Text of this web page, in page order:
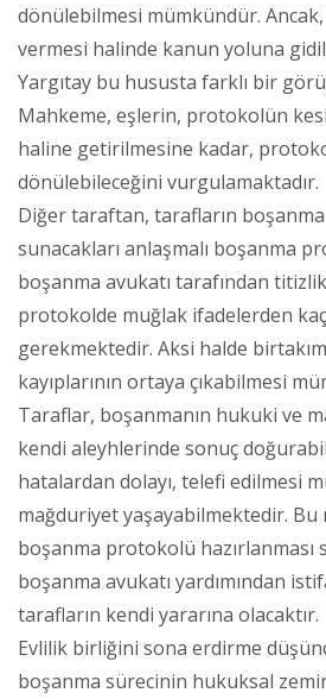
dönülebilmesi mümkündür.
vermesi halinde kanun yoluna
Yargıtay bu hususta farklı bir
Mahkeme, eşlerin, protokolün
haline getirilmesine kadar,
dönülebileceğini vurgulamaktadır.
Diğer taraftan, tarafların boşanma
sunacakları anlaşmalı boşanma
boşanma avukatı tarafından
protokolde muğlak ifadelerden
gerekmektedir. Aksi halde
kayıplarının ortaya çıkabilmesi
Taraflar, boşanmanın hukuki ve
kendi aleyhlerinde sonuç
hatalardan dolayı, telefi edilmesi
mağduriyet yaşayabilmektedir. Bu
boşanma protokolü hazırlanması
boşanma avukatı yardımından
tarafların kendi yararına olacaktır.
Evlilik birliğini sona erdirme
boşanma sürecinin hukuksal